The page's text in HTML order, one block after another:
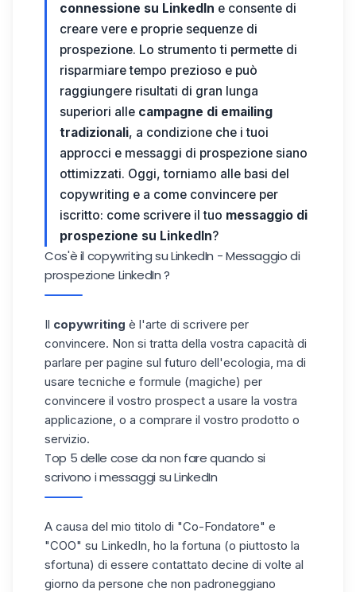
connessione su LinkedIn e consente di
creare vere e proprie sequenze di
prospezione. Lo strumento ti permette di
risparmiare tempo prezioso e può
raggiungere risultati di gran lunga
superiori alle campagne di emailing
tradizionali, a condizione che i tuoi
approcci e messaggi di prospezione siano
ottimizzati. Oggi, torniamo alle basi del
copywriting e a come convincere per
iscritto: come scrivere il tuo messaggio di
prospezione su LinkedIn?
Cos'è il copywriting su LinkedIn - Messaggio di
prospezione LinkedIn ?
Il copywriting è l'arte di scrivere per
convincere. Non si tratta della vostra capacità di
parlare per pagine sul futuro dell'ecologia, ma di
usare tecniche e formule (magiche) per
convincere il vostro prospect a usare la vostra
applicazione, o a comprare il vostro prodotto o
servizio.
Top 5 delle cose da non fare quando si
scrivono i messaggi su LinkedIn
A causa del mio titolo di "Co-Fondatore" e
"COO" su LinkedIn, ho la fortuna (o piuttosto la
sfortuna) di essere contattato decine di volte al
giorno da persone che non padroneggiano